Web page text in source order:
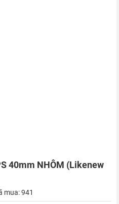
40mm NHÔM (Likenew
mua: 941